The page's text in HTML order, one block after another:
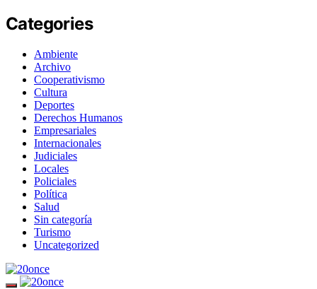
Categories
Ambiente
Archivo
Cooperativismo
Cultura
Deportes
Derechos Humanos
Empresariales
Internacionales
Judiciales
Locales
Policiales
Política
Salud
Sin categoría
Turismo
Uncategorized